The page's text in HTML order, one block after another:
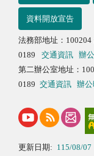
資料開放宣告
法務部地址：
0189
交通資訊
辦
第二辦公室地址：
0189 交通資訊 辦公
更新日期: 115/08/07